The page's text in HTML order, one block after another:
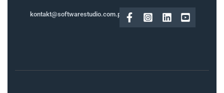
kontakt@softwarestudio.com.pl